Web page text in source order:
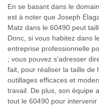
En se basant dans le
est à noter que Joseph
Matz dans le 60490 peut
Donc, si vous habitez dans
entreprise professionnelle
; vous pouvez s’adresser
fait, pour réaliser la taille de
outillages efficaces et
travail. De plus, son équipe
tout le 60490 pour